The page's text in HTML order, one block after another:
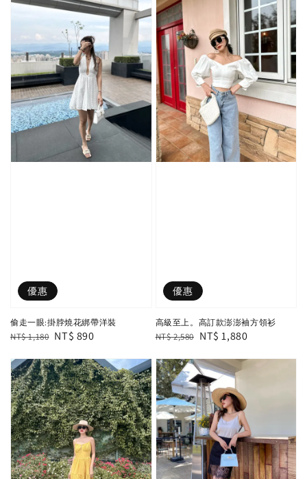
優惠
偷走一眼:掛脖燒花綁帶洋裝
Regular
NT$ 1,180 Sale
NT$ 890
優惠
高級至上。高訂款澎澎袖方領衫
Regular
NT$ 2,580 Sale
NT$ 1,880